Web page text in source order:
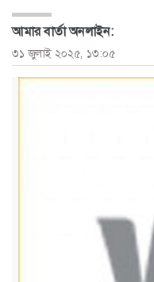
ও
জীবন
মতামত
আমার বার্তা অনলাইন:
৩১ জুলাই ২০২৫, ১৩:০৫